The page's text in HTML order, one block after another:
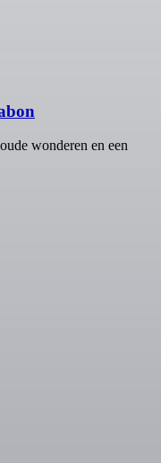
wonderen en een